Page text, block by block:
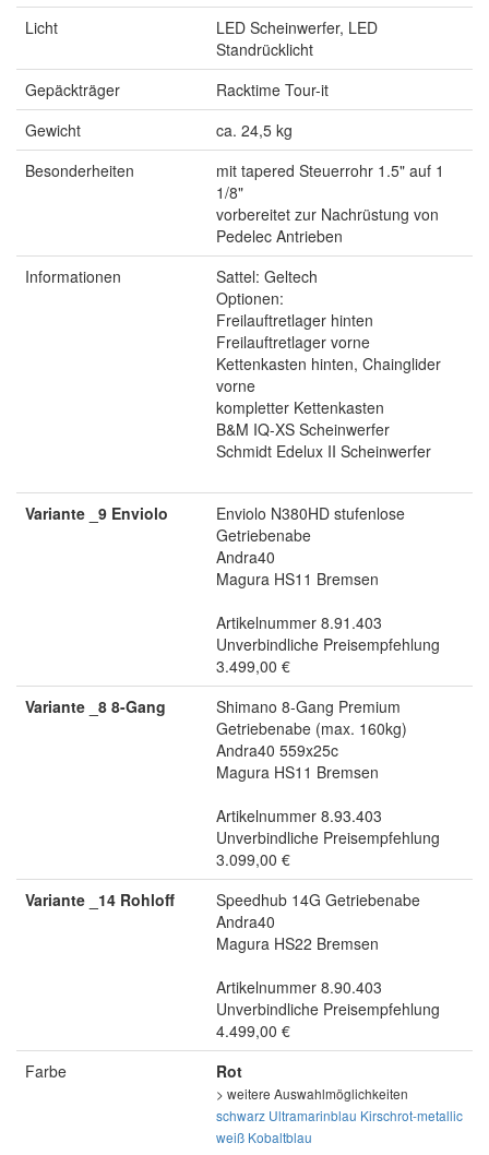
Licht
LED Scheinwerfer, LED
Standrücklicht
Gepäckträger
Racktime Tour-it
Gewicht
ca. 24,5 kg
Besonderheiten
mit tapered Steuerrohr 1.5" auf 1
1/8"
vorbereitet zur Nachrüstung von
Pedelec Antrieben
Informationen
Sattel: Geltech
Optionen:
Freilauftretlager hinten
Freilauftretlager vorne
Kettenkasten hinten, Chainglider
vorne
kompletter Kettenkasten
B&M IQ-XS Scheinwerfer
Schmidt Edelux II Scheinwerfer
Variante _9 Enviolo
Enviolo N380HD stufenlose
Getriebenabe
Andra40
Magura HS11 Bremsen
Artikelnummer 8.91.403
Unverbindliche Preisempfehlung
3.499,00 €
Variante _8 8-Gang
Shimano 8-Gang Premium
Getriebenabe (max. 160kg)
Andra40 559x25c
Magura HS11 Bremsen
Artikelnummer 8.93.403
Unverbindliche Preisempfehlung
3.099,00 €
Variante _14 Rohloff
Speedhub 14G Getriebenabe
Andra40
Magura HS22 Bremsen
Artikelnummer 8.90.403
Unverbindliche Preisempfehlung
4.499,00 €
Farbe
Rot
> weitere Auswahlmöglichkeiten
schwarz Ultramarinblau Kirschrot-metallic
weiß Kobaltblau